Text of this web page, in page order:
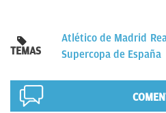
TEMAS
Atlético de Madrid
Supercopa de España